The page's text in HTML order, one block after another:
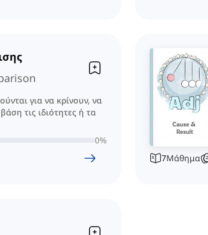
για να κρίνουν, να
τις ιδιότητες ή τα
0%
7Μάθημα